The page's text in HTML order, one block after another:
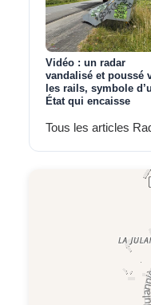
Vidéo : un radar
vandalisé et poussé
les rails, symbole
État qui encaisse
Tous les articles